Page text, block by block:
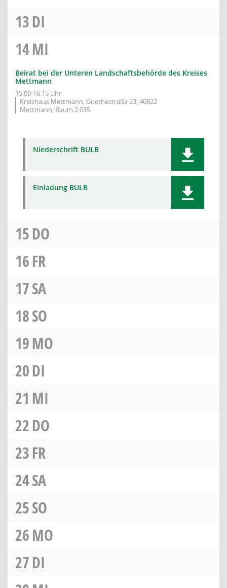
13DI
14MI
Beirat bei der Unteren Landschaftsbehörde des Kreises
Mettmann
15:00-16:15 Uhr
Kreishaus Mettmann, Goethestraße 23, 40822
Mettmann, Raum 2.035
Niederschrift BULB
Einladung BULB
15DO
16FR
17SA
18SO
19MO
20DI
21 MI
22DO
23FR
24SA
25SO
26MO
27DI